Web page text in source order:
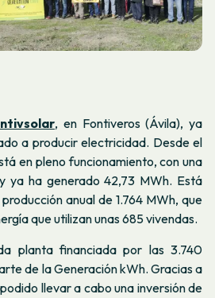
, en Fontiveros (Ávila), ya
a producir electricidad. Desde el
en pleno funcionamiento, con una
ya ha generado 42,73 MWh. Está
anual de 1.764 MWh, que
que utilizan unas 685 vivendas.
planta financiada por las 3.740
de la Generación kWh. Gracias a
llevar a cabo una inversión de